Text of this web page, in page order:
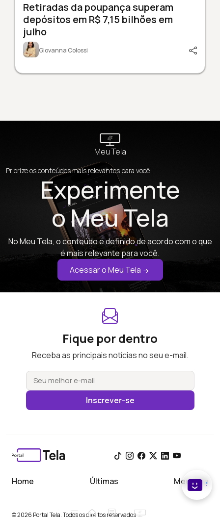
Retiradas da poupança superam
depósitos em R$ 7,15 bilhões em
julho
Giovanna Colossi
Meu Tela
Priorize os conteúdos mais relevantes para você
Experimente
o Meu Tela
No Meu Tela, o conteúdo é definido de acordo com o que
é mais relevante para você.
Acessar o Meu Tela
Fique por dentro
Receba as principais notícias no seu e-mail.
Inscrever-se
Home Últimas Meu Tela
© 2026 Portal Tela. Todos os direitos reservados